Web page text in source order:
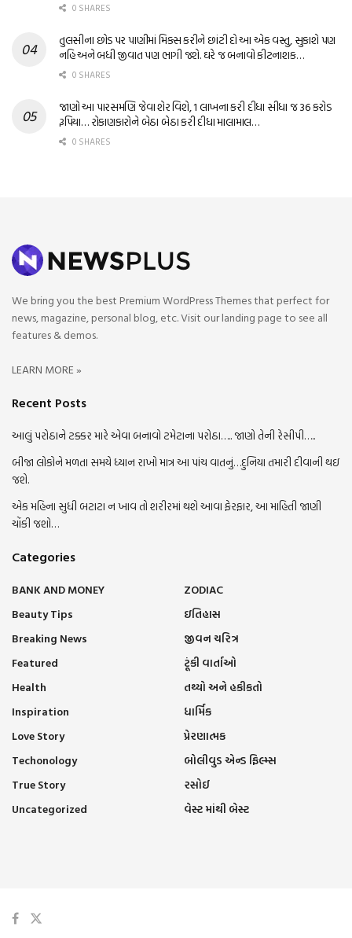
0 SHARES
તુલસીના છોડ પર પાણીમાં મિક્સ કરીને છાંટી દો આ એક વસ્તુ, સુકાશે પણ
નહિ અને બધી જીવાત પણ ભાગી જશે. ઘરે જ બનાવો કીટનાશક…
0 SHARES
જાણો આ પારસમણિ જેવા શેર વિશે, 1 લાખના કરી દીધા સીધા જ 36 કરોડ
રૂપિયા… રોકાણકારોને બેઠા બેઠા કરી દીધા માલામાલ…
0 SHARES
We bring you the best Premium WordPress Themes that perfect for
news, magazine, personal blog, etc. Visit our landing page to see all
features & demos.
LEARN MORE »
Recent Posts
આલું પરોઠાને ટક્કર મારે એવા બનાવો ટમેટાના પરોઠા….. જાણો તેની રેસીપી…..
બીજા લોકોને મળતા સમયે ધ્યાન રાખો માત્ર આ પાંચ વાતનું…દુનિયા તમારી દીવાની થઇ
જશે.
એક મહિના સુધી બટાટા ન ખાવ તો શરીરમાં થશે આવા ફેરફાર, આ માહિતી જાણી
ચોંકી જશો…
Categories
BANK AND MONEY
Beauty Tips
Breaking News
Featured
Health
Inspiration
Love Story
Techonology
True Story
Uncategorized
ZODIAC
ઇતિહાસ
જીવન ચરિત્ર
ટૂંકી વાર્તાઓ
તથ્યો અને હકીકતો
ધાર્મિક
પ્રેરણાત્મક
બોલીવુડ એન્ડ ફિલ્મ્સ
રસોઈ
વેસ્ટ માંથી બેસ્ટ